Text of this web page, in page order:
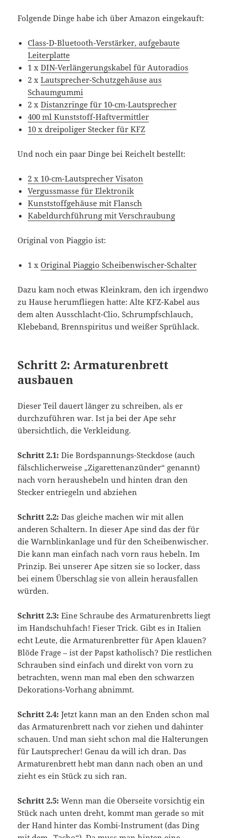
Folgende Dinge habe ich über Amazon eingekauft:
Class-D-Bluetooth-Verstärker, aufgebaute
Leiterplatte
1 xDIN-Verlängerungskabel für Autoradios
2 xLautsprecher-Schutzgehäuse aus
Schaumgummi
2 xDistanzringe für 10-cm-Lautsprecher
400 ml Kunststoff-Haftvermittler
10 x dreipoliger Stecker für KFZ
Und noch ein paar Dinge bei Reichelt bestellt:
2 x 10-cm-Lautsprecher Visaton
Vergussmasse für Elektronik
Kunststoffgehäuse mit Flansch
Kabeldurchführung mit Verschraubung
Original von Piaggio ist:
1 xOriginal Piaggio Scheibenwischer-Schalter
Dazu kam noch etwas Kleinkram, den ich irgendwo
zu Hause herumfliegen hatte: Alte KFZ-Kabel aus
dem alten Ausschlacht-Clio, Schrumpfschlauch,
Klebeband, Brennspiritus und weißer Sprühlack.
Schritt 2: Armaturenbrett
ausbauen
Dieser Teil dauert länger zu schreiben, als er
durchzuführen war. Ist ja bei der Ape sehr
übersichtlich, die Verkleidung.
Schritt 2.1: Die Bordspannungs-Steckdose (auch
fälschlicherweise „Zigarettenanzünder“ genannt)
nach vorn heraushebeln und hinten dran den
Stecker entriegeln und abziehen
Schritt 2.2: Das gleiche machen wir mit allen
anderen Schaltern. In dieser Ape sind das der für
die Warnblinkanlage und für den Scheibenwischer.
Die kann man einfach nach vorn raus hebeln. Im
Prinzip. Bei unserer Ape sitzen sie so locker, dass
bei einem Überschlag sie von allein herausfallen
würden.
Schritt 2.3: Eine Schraube des Armaturenbretts liegt
im Handschuhfach! Fieser Trick. Gibt es in Italien
echt Leute, die Armaturenbretter für Apen klauen?
Blöde Frage – ist der Papst katholisch? Die restlichen
Schrauben sind einfach und direkt von vorn zu
betrachten, wenn man mal eben den schwarzen
Dekorations-Vorhang abnimmt.
Schritt 2.4: Jetzt kann man an den Enden schon mal
das Armaturenbrett nach vor ziehen und dahinter
schauen. Und man sieht schon mal die Halterungen
für Lautsprecher! Genau da will ich dran. Das
Armaturenbrett hebt man dann nach oben an und
zieht es ein Stück zu sich ran.
Schritt 2.5: Wenn man die Oberseite vorsichtig ein
Stück nach unten dreht, kommt man gerade so mit
der Hand hinter das Kombi-Instrument (das Ding